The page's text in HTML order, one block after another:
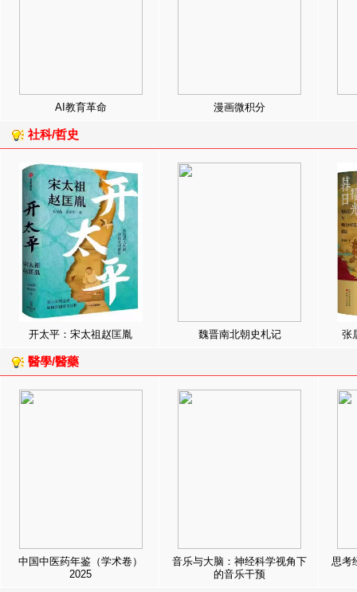
AI教育革命 漫画微积分
社科/哲史
开太平：宋太祖赵匡胤 魏晋南北朝史札记 张
醫學/醫藥
中国中医药年鉴（学术卷）
2025
音乐与大脑：神经科学视角下
的音乐干预
思考